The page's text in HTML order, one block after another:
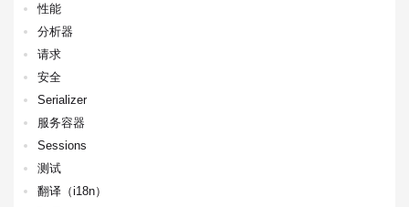
性能
分析器
请求
安全
Serializer
服务容器
Sessions
测试
翻译（i18n）